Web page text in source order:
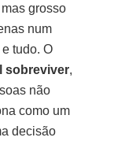
grosso
num
tudo. O
sobreviver,
não
como um
decisão